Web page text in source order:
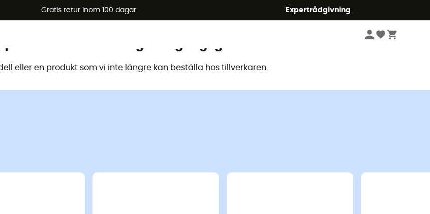
Gratis retur inom 100 dagar Expertrådgivning
🔥 -5 % EXTRA vid köp av 2 produkter* kod Summer5
eller en produkt som vi inte längre kan beställa hos tillverkaren.